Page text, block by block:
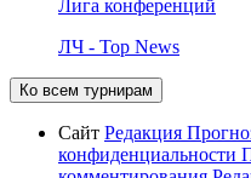
Лига конференций
ЛЧ - Top News
Ко всем турнирам
Сайт Редакция
конфиденциальности